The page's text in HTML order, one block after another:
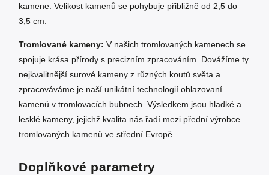
kamene. Velikost kamenů se pohybuje přibližně od 2,5 do
3,5 cm.
Tromlované kameny: V našich tromlovaných kamenech se
spojuje krása přírody s precizním zpracováním. Dovážíme ty
nejkvalitnější surové kameny z různých koutů světa a
zpracováváme je naší unikátní technologií ohlazovaní
kamenů v tromlovacích bubnech. Výsledkem jsou hladké a
lesklé kameny, jejichž kvalita nás řadí mezi přední výrobce
tromlovaných kamenů ve střední Evropě.
Doplňkové parametry